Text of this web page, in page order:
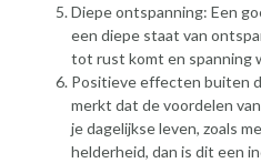
Diepe ontspanning: Een
een diepe staat van
tot rust komt en spanning
Positieve effecten buiten
merkt dat de voordelen
je dagelijkse leven, zoals
helderheid, dan is dit een